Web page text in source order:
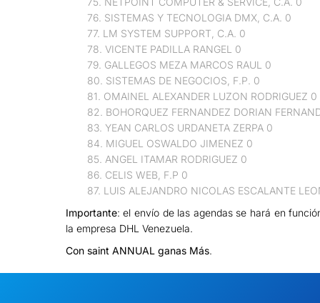
76. SISTEMAS Y TECNOLOGIA DMX, C.A. 0
77. LM SYSTEM SUPPORT, C.A. 0
78. VICENTE PADILLA RANGEL 0
79. GALLEGOS MEZA MARCOS RAUL 0
80. SISTEMAS DE NEGOCIOS, F.P. 0
81. OMAINEL ALEXANDER LUZON RODRIGUEZ 0
82. BOHORQUEZ FERNANDEZ DORIAN
83. YEAN CARLOS URDANETA ZERPA 0
84. MIGUEL OSWALDO JIMENEZ 0
85. ANGEL ITAMAR RODRIGUEZ 0
86. CELIS WEB, F.P 0
87. LUIS ALEJANDRO NICOLAS ESCALANTE
Importante: el envío de las agendas se hará en
la empresa DHL Venezuela.
Con saint ANNUAL ganas Más.